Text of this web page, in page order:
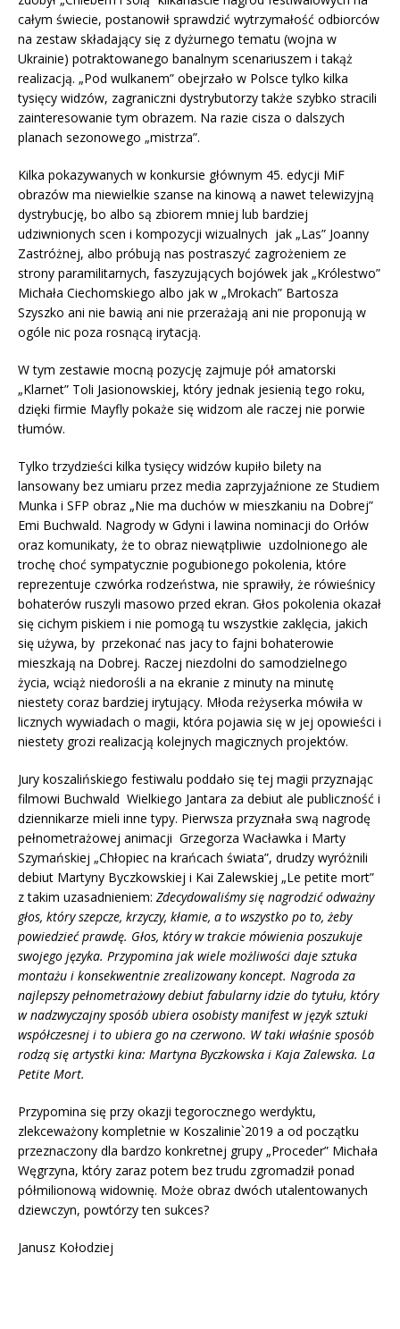
całym świecie, postanowił sprawdzić wytrzymałość odbiorców
na zestaw składający się z dyżurnego tematu (wojna w
Ukrainie) potraktowanego banalnym scenariuszem i takąż
realizacją. „Pod wulkanem” obejrzało w Polsce tylko kilka
tysięcy widzów, zagraniczni dystrybutorzy także szybko stracili
zainteresowanie tym obrazem. Na razie cisza o dalszych
planach sezonowego „mistrza”.
Kilka pokazywanych w konkursie głównym 45. edycji MiF
obrazów ma niewielkie szanse na kinową a nawet telewizyjną
dystrybucję, bo albo są zbiorem mniej lub bardziej
udziwnionych scen i kompozycji wizualnych jak „Las” Joanny
Zastróżnej, albo próbują nas postraszyć zagrożeniem ze
strony paramilitarnych, faszyzujących bojówek jak „Królestwo”
Michała Ciechomskiego albo jak w „Mrokach” Bartosza
Szyszko ani nie bawią ani nie przerażają ani nie proponują w
ogóle nic poza rosnącą irytacją.
W tym zestawie mocną pozycję zajmuje pół amatorski
„Klarnet” Toli Jasionowskiej, który jednak jesienią tego roku,
dzięki firmie Mayfly pokaże się widzom ale raczej nie porwie
tłumów.
Tylko trzydzieści kilka tysięcy widzów kupiło bilety na
lansowany bez umiaru przez media zaprzyjaźnione ze Studiem
Munka i SFP obraz „Nie ma duchów w mieszkaniu na Dobrej”
Emi Buchwald. Nagrody w Gdyni i lawina nominacji do Orłów
oraz komunikaty, że to obraz niewątpliwie uzdolnionego ale
trochę choć sympatycznie pogubionego pokolenia, które
reprezentuje czwórka rodzeństwa, nie sprawiły, że rówieśnicy
bohaterów ruszyli masowo przed ekran. Głos pokolenia okazał
się cichym piskiem i nie pomogą tu wszystkie zaklęcia, jakich
się używa, by przekonać nas jacy to fajni bohaterowie
mieszkają na Dobrej. Raczej niezdolni do samodzielnego
życia, wciąż niedorośli a na ekranie z minuty na minutę
niestety coraz bardziej irytujący. Młoda reżyserka mówiła w
licznych wywiadach o magii, która pojawia się w jej opowieści i
niestety grozi realizacją kolejnych magicznych projektów.
Jury koszalińskiego festiwalu poddało się tej magii przyznając
filmowi Buchwald Wielkiego Jantara za debiut ale publiczność i
dziennikarze mieli inne typy. Pierwsza przyznała swą nagrodę
pełnometrażowej animacji Grzegorza Wacławka i Marty
Szymańskiej „Chłopiec na krańcach świata”, drudzy wyróżnili
debiut Martyny Byczkowskiej i Kai Zalewskiej „Le petite mort”
z takim uzasadnieniem: Zdecydowaliśmy się nagrodzić odważny
głos, który szepcze, krzyczy, kłamie, a to wszystko po to, żeby
powiedzieć prawdę. Głos, który w trakcie mówienia poszukuje
swojego języka. Przypomina jak wiele możliwości daje sztuka
montażu i konsekwentnie zrealizowany koncept. Nagroda za
najlepszy pełnometrażowy debiut fabularny idzie do tytułu, który
w nadzwyczajny sposób ubiera osobisty manifest w język sztuki
współczesnej i to ubiera go na czerwono. W taki właśnie sposób
rodzą się artystki kina: Martyna Byczkowska i Kaja Zalewska. La
Petite Mort.
Przypomina się przy okazji tegorocznego werdyktu,
zlekceważony kompletnie w Koszalinie`2019 a od początku
przeznaczony dla bardzo konkretnej grupy „Proceder” Michała
Węgrzyna, który zaraz potem bez trudu zgromadził ponad
półmilionową widownię. Może obraz dwóch utalentowanych
dziewczyn, powtórzy ten sukces?
Janusz Kołodziej